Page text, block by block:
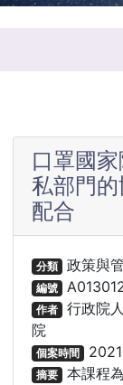
口罩國
私部門
配合
分類 政策與
編號
作者 行政院
院
個案時間
摘要 本課程